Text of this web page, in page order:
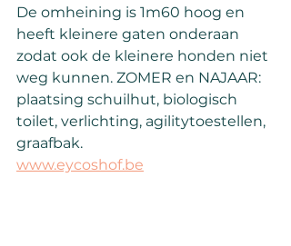
De omheining is 1m60 hoog en
heeft kleinere gaten onderaan
zodat ook de kleinere honden niet
weg kunnen. ZOMER en NAJAAR:
plaatsing schuilhut, biologisch
toilet, verlichting, agilitytoestellen,
graafbak.
www.eycoshof.be